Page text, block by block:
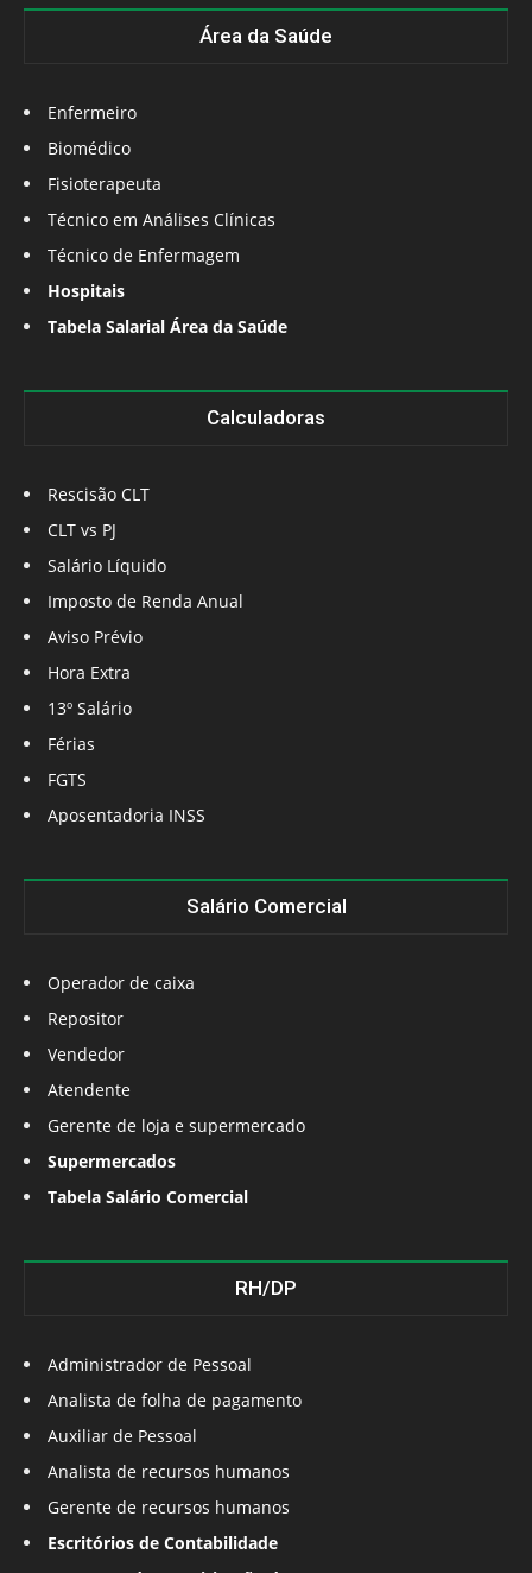
Área da Saúde
Enfermeiro
Biomédico
Fisioterapeuta
Técnico em Análises Clínicas
Técnico de Enfermagem
Hospitais
Tabela Salarial Área da Saúde
Calculadoras
Rescisão CLT
CLT vs PJ
Salário Líquido
Imposto de Renda Anual
Aviso Prévio
Hora Extra
13º Salário
Férias
FGTS
Aposentadoria INSS
Salário Comercial
Operador de caixa
Repositor
Vendedor
Atendente
Gerente de loja e supermercado
Supermercados
Tabela Salário Comercial
RH/DP
Administrador de Pessoal
Analista de folha de pagamento
Auxiliar de Pessoal
Analista de recursos humanos
Gerente de recursos humanos
Escritórios de Contabilidade